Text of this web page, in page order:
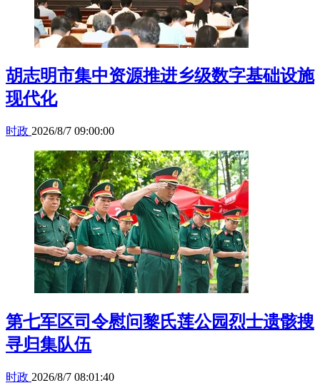
胡志明市集中资源推进乡级数字基础设施
现代化
时政 2026/8/7 09:00:00
第七军区司令慰问黎氏莲公园烈士遗骸搜
寻归集队伍
时政 2026/8/7 08:01:40